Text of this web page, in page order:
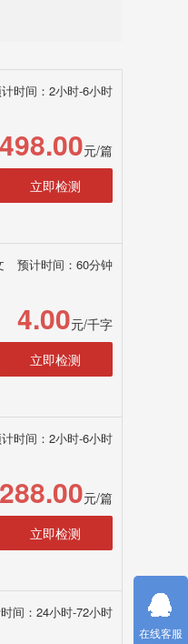
时间：2小时-6小时
498.00元/篇
立即检测
预计时间：60分钟
4.00元/千字
立即检测
时间：2小时-6小时
288.00元/篇
立即检测
间：24小时-72小时
在线客服